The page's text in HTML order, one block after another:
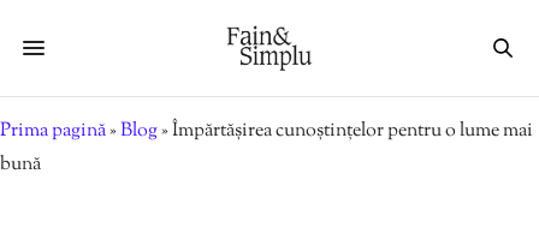
Prima pagină»Blog»Împărtășirea cunoștințelor pentru o lume mai
bună